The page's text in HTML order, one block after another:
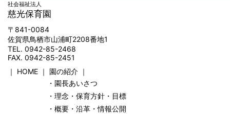
社会福祉法人
慈光保育園
〒841-0084
佐賀県鳥栖市山浦町2208番地1
TEL. 0942-85-2468
FAX. 0942-85-2451
｜ HOME ｜ 園の紹介 ｜
・園長あいさつ
・理念・保育方針・目標
・概要・沿革・情報公開